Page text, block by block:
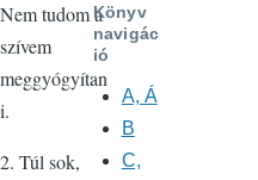
Nem tudom a
szívem
meggyógyítan
i.
2. Túl sok,
Könyv
navigác
ió
A, Á
B
C,